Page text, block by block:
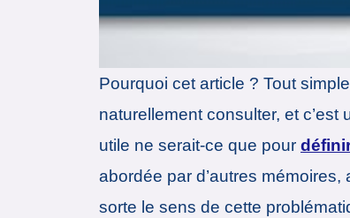
Pourquoi cet article ? Tout
naturellement consulter, et
utile ne serait-ce que pour
abordée par d’autres
sorte le sens de cette